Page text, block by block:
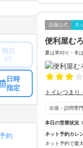
店舗公式 ネ
便利屋む
夏は草刈り・冬
トイレつまり
出張・訪問専門
本日の営業状況
ネット予約カレ
ネット予約で最
明日
8/9
日時
指定
約